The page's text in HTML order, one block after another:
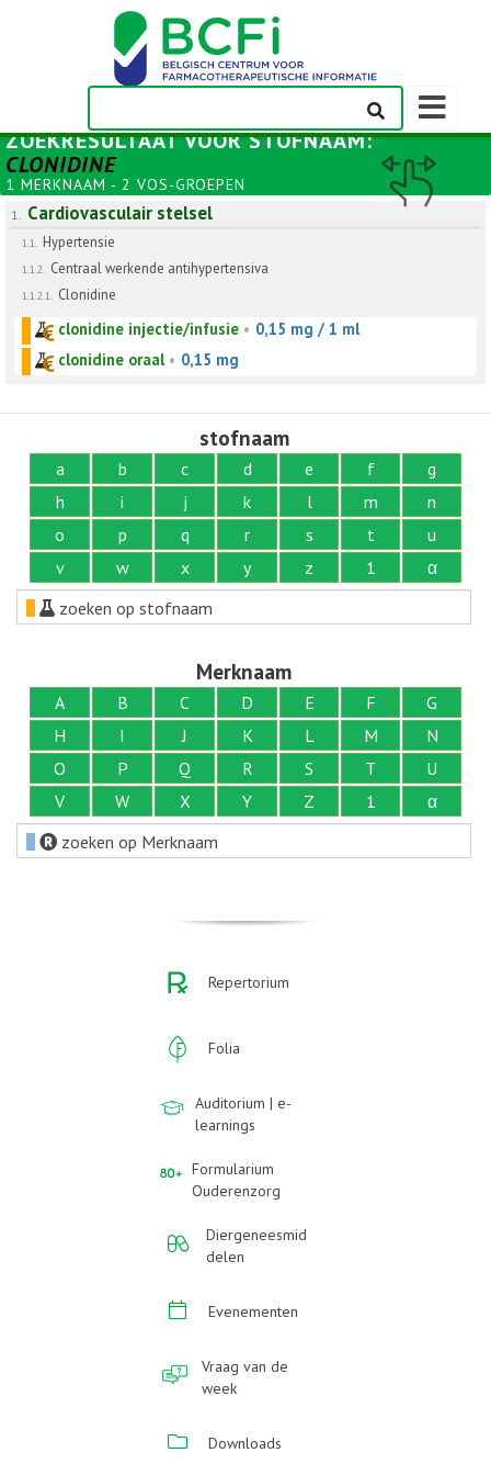
ZOEKRESULTAAT VOORSTOFNAAM:
CLONIDINE
1 MERKNAAM - 2 VOS-GROEPEN
1. Cardiovasculair stelsel
1.1. Hypertensie
1.1.2. Centraal werkende antihypertensiva
1.1.2.1. Clonidine
clonidine injectie/infusie • 0,15 mg / 1 ml
clonidine oraal• 0,15 mg
stofnaam
a b c d e f
g
h
i j k l m
n
o
p q r s t
u
v
w x y z 1
α
zoeken op stofnaam
Merknaam
A B C D E F
G
H
I J K L M
N
O
P Q R S T
U
V
W X Y Z 1
α
zoeken op Merknaam
Repertorium
Folia
Auditorium | e-
learnings
Formularium
Ouderenzorg
Diergeneesmid
delen
Evenementen
Vraag van de
week
Downloads